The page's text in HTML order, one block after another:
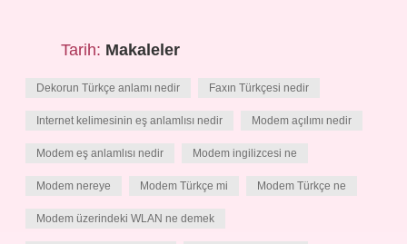
Tarih: Makaleler
Dekorun Türkçe anlamı nedir Faxın Türkçesi nedir
Internet kelimesinin eş anlamlısı nedir Modem açılımı nedir
Modem eş anlamlısı nedir Modem ingilizcesi ne
Modem nereye Modem Türkçe mi Modem Türkçe ne
Modem üzerindeki WLAN ne demek